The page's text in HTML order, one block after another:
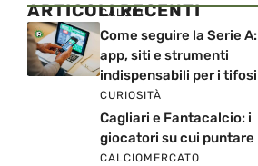
ARTICOLI RECENTI
CALCIO
Come seguire la Serie A:
app, siti e strumenti
indispensabili per i tifosi
CURIOSITÀ
Cagliari e Fantacalcio: i
giocatori su cui puntare
CALCIOMERCATO